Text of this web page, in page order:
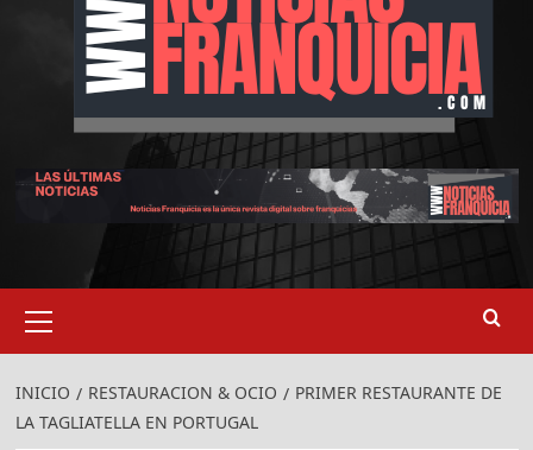
primario
INICIO RESTAURACION & OCIO
PRIMER RESTAURANTE DE
LA TAGLIATELLA EN PORTUGAL